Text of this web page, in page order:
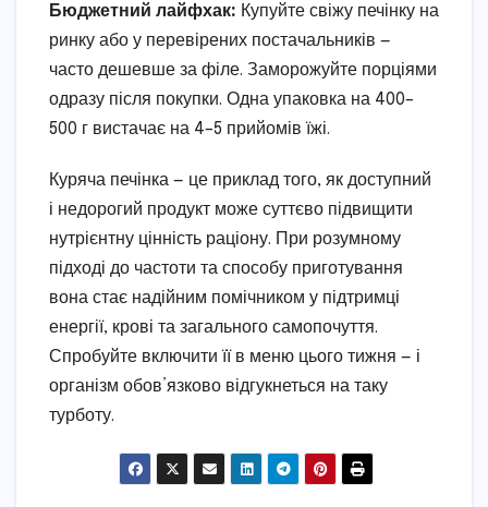
Бюджетний лайфхак: Купуйте свіжу печінку на
ринку або у перевірених постачальників —
часто дешевше за філе. Заморожуйте порціями
одразу після покупки. Одна упаковка на 400–
500 г вистачає на 4–5 прийомів їжі.
Куряча печінка — це приклад того, як доступний
і недорогий продукт може суттєво підвищити
нутрієнтну цінність раціону. При розумному
підході до частоти та способу приготування
вона стає надійним помічником у підтримці
енергії, крові та загального самопочуття.
Спробуйте включити її в меню цього тижня — і
організм обов’язково відгукнеться на таку
турботу.